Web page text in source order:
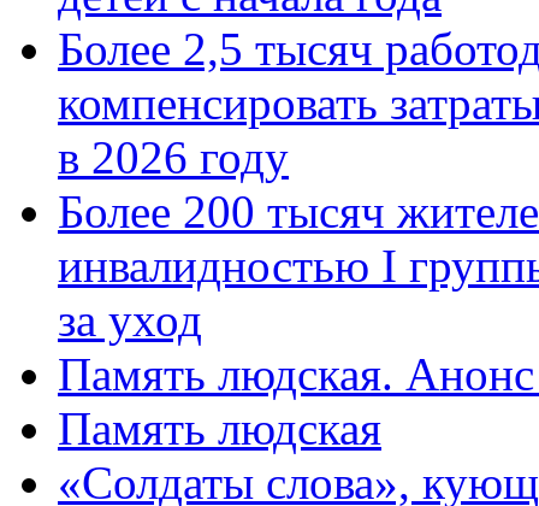
Более 2,5 тысяч
компенсировать
в 2026 году
Более 200 тысяч
инвалидностью I
за уход
Память людская.
Память людская
«Солдаты слова»,